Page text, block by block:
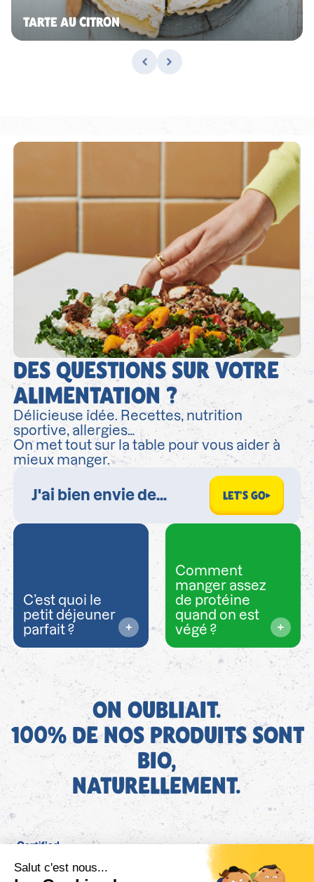
TARTE AU CITRON
DES QUESTIONS SUR VOTRE
ALIMENTATION ?
Délicieuse idée. Recettes, nutrition
sportive, allergies…
On met tout sur la table pour vous aider à
mieux manger.
LET'S GO
C’est quoi le
petit déjeuner
parfait ?
Comment
manger assez
de protéine
quand on est
végé ?
ON OUBLIAIT.
100% DE NOS PRODUITS SONT
BIO,
NATURELLEMENT.
FR